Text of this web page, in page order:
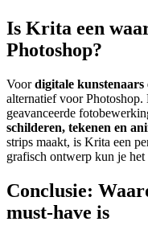
Is Krita een
Photoshop?
Voordigitale
alternatief voor Photoshop.
geavanceerde
schilderen, tekenen en
strips maakt, is Krita een
grafisch ontwerp kun je
Conclusie:
must-have is